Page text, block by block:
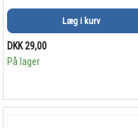
Læg i kurv
DKK 29,00
På lager